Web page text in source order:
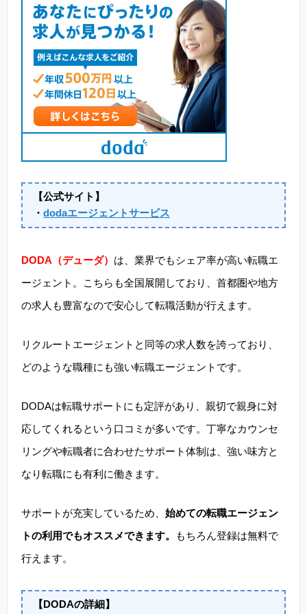
【公式サイト】
・ dodaエージェントサービス
DODA（デューダ） は、業界でもシェア率が高い転職エ
ージェント。こちらも全国展開しており、首都圏や地方
の求人も豊富なので安心して転職活動が行えます。
リクルートエージェントと同等の求人数を誇っており、
どのような職種にも強い転職エージェントです。
DODAは転職サポートにも定評があり、親切で親身に対
応してくれるという口コミが多いです。丁寧なカウンセ
リングや転職者に合わせたサポート体制は、強い味方と
なり転職にも有利に働きます。
サポートが充実しているため、 始めての転職エージェン
トの利用でもオススメできます。
もちろん登録は無料で
行えます。
【DODAの詳細】